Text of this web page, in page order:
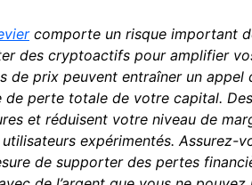
comporte un risque important
des cryptoactifs pour amplifier
de prix peuvent entraîner un appel
perte totale de votre capital.
et réduisent votre niveau de
utilisateurs expérimentés. Assurez-
de supporter des pertes